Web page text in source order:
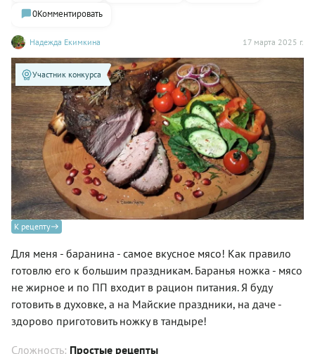
Надежда Екимкина 17 марта 2025 г.
0Комментировать
Участник конкурса
К рецепту
Для меня - баранина - самое вкусное мясо! Как правило
готовлю его к большим праздникам. Баранья ножка - мясо
не жирное и по ПП входит в рацион питания. Я буду
готовить в духовке, а на Майские праздники, на даче -
здорово приготовить ножку в тандыре!
Сложность: Простые рецепты